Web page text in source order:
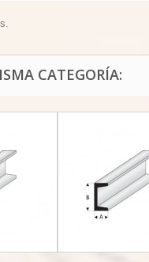
CATEGORÍA: